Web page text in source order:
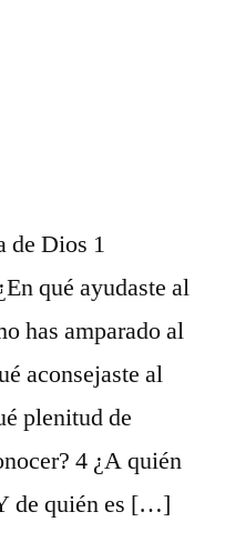
de Dios 1
qué ayudaste al
has amparado al
aconsejaste al
plenitud de
4 ¿A quién
de quién es […]